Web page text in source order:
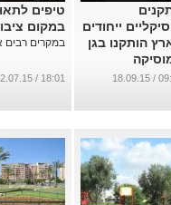
ייחודים
הותקנו בגן
09:09 /
טיפים
במקום
במקרים רבים
18:01 / 02.07.15